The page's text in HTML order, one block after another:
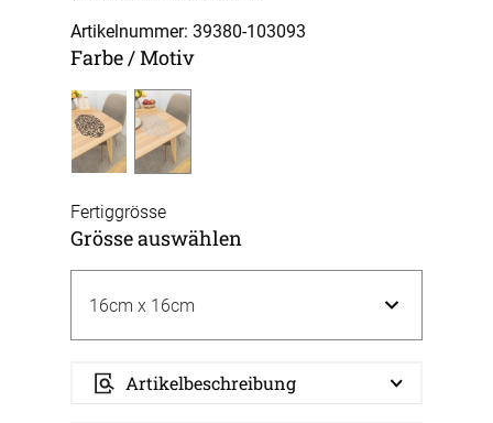
Artikelnummer: 39380-103093
Farbe / Motiv
Fertiggrösse
Grösse auswählen
Artikelbeschreibung